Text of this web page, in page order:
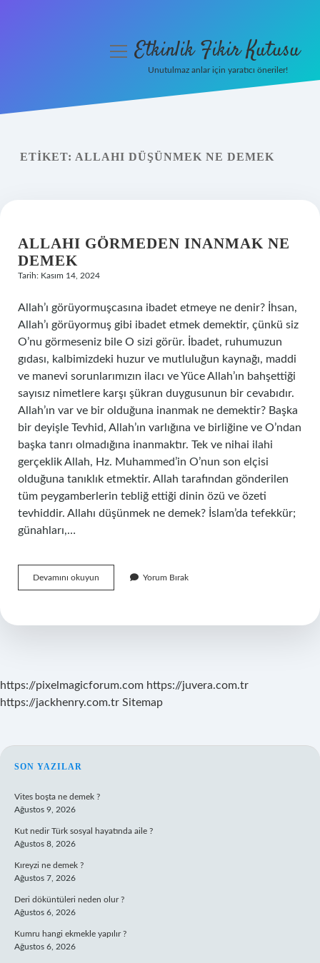
Yasal Uyarı
menüyüEtkinlik Fikir Kutusu
Unutulmaz anlar için yaratıcı öneriler!
ETIKET: ALLAHI DÜŞÜNMEK NE DEMEK
ALLAHI GÖRMEDEN INANMAK NE
DEMEK
Tarih: Kasım 14, 2024
Allah’ı görüyormuşcasına ibadet etmeye ne denir? İhsan,
Allah’ı görüyormuş gibi ibadet etmek demektir, çünkü siz
O’nu görmeseniz bile O sizi görür. İbadet, ruhumuzun
gıdası, kalbimizdeki huzur ve mutluluğun kaynağı, maddi
ve manevi sorunlarımızın ilacı ve Yüce Allah’ın bahşettiği
sayısız nimetlere karşı şükran duygusunun bir cevabıdır.
Allah’ın var ve bir olduğuna inanmak ne demektir? Başka
bir deyişle Tevhid, Allah’ın varlığına ve birliğine ve O’ndan
başka tanrı olmadığına inanmaktır. Tek ve nihai ilahi
gerçeklik Allah, Hz. Muhammed’in O’nun son elçisi
olduğuna tanıklık etmektir. Allah tarafından gönderilen
tüm peygamberlerin tebliğ ettiği dinin özü ve özeti
tevhiddir. Allahı düşünmek ne demek? İslam’da tefekkür;
günahları,…
Devamını okuyun
Görmeden
Demek
Yorum Bırak
https://pixelmagicforum.com https://juvera.com.tr
https://jackhenry.com.tr Sitemap
SIDEBAR
SON YAZILAR
Vites boşta ne demek ?
Ağustos 9, 2026
Kut nedir Türk sosyal hayatında aile ?
Ağustos 8, 2026
Kıreyzi ne demek ?
Ağustos 7, 2026
Deri döküntüleri neden olur ?
Ağustos 6, 2026
Kumru hangi ekmekle yapılır ?
Ağustos 6, 2026